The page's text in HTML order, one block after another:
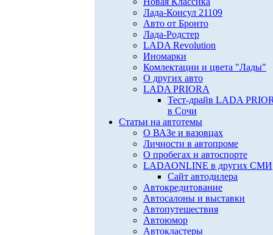
Лада-Консул 21109
Авто от Бронто
Лада-Родстер
LADA Revolution
Иномарки
Комлектации и цвета "Лады"
О других авто
LADA PRIORA
Тест-драйв LADA
в Сочи
Статьи на автотемы
О ВАЗе и вазовцах
Личности в автопроме
О пробегах и автоспорте
LADAONLINE в других СМИ
Сайт автодилера
Автокредитование
Автосалоны и выставки
Автопутешествия
Автоюмор
Автокластеры